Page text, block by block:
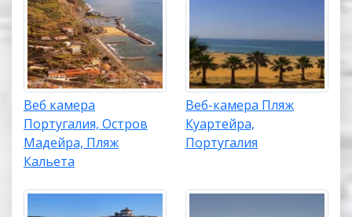
Веб камера
Португалия, Остров
Мадейра, Пляж
Кальета
Веб-камера Пляж
Куартейра,
Португалия